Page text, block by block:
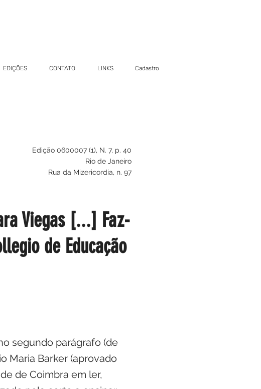
EDIÇÕES CONTATO LINKS Cadastro
Edição 0600007 (1), N. 7, p. 40
Rio de Janeiro
Rua da Mizericordia, n. 97
Viegas [...] Faz-
de Educação
segundo parágrafo (de
Maria Barker (aprovado
de Coimbra em ler,